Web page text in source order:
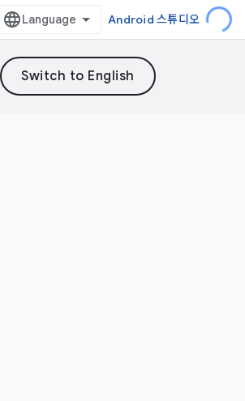
Android 스튜디오